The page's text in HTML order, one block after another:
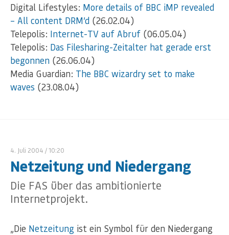
Digital Lifestyles: More details of BBC iMP revealed
– All content DRM’d (26.02.04)
Telepolis: Internet-TV auf Abruf (06.05.04)
Telepolis: Das Filesharing-Zeitalter hat gerade erst
begonnen (26.06.04)
Media Guardian: The BBC wizardry set to make
waves (23.08.04)
4. Juli 2004 / 10:20
Netzeitung und Niedergang
Die FAS über das ambitionierte
Internetprojekt.
„Die Netzeitung ist ein Symbol für den Niedergang